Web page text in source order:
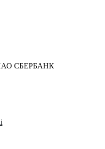
СБЕРБАНК